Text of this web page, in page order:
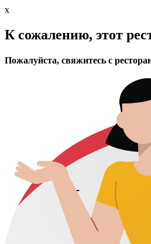
x
К сожалению, этот
Пожалуйста, свяжитесь с